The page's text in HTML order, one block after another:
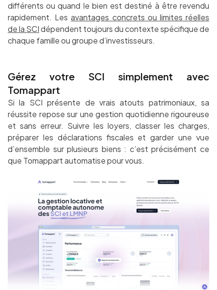
différents ou quand le bien est destiné à être revendu
rapidement. Lesavantages concrets ou limites réelles
de la SCIdépendent toujours du contexte spécifique de
chaque famille ou groupe d’investisseurs.
Gérez votre SCI simplement avec
Tomappart
Si la SCI présente de vrais atouts patrimoniaux, sa
réussite repose sur une gestion quotidienne rigoureuse
et sans erreur. Suivre les loyers, classer les charges,
préparer les déclarations fiscales et garder une vue
d’ensemble sur plusieurs biens : c’est précisément ce
que Tomappart automatise pour vous.